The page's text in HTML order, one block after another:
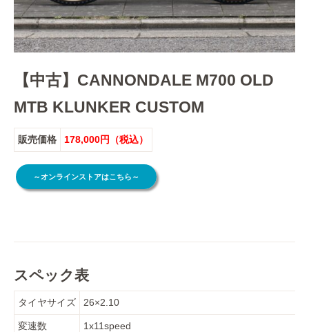
【中古】CANNONDALE M700 OLD
MTB KLUNKER CUSTOM
販売価格 178,000円（税込）
～オンラインストアはこちら～
スペック表
タイヤサイズ 26×2.10
変速数 1x11speed